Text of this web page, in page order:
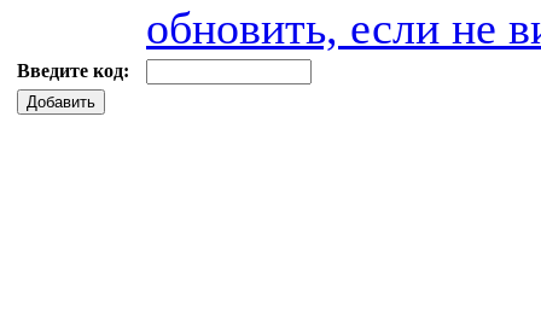
обновить, если не
Введите код:
Добавить